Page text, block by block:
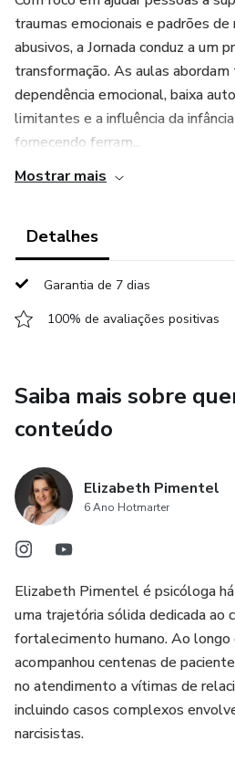
traumas emocionais e padrões
abusivos, a Jornada conduz a um
transformação. As aulas
dependência emocional, baixa
limitantes e a influência da
fornecendo ferram...
Mostrar mais
Detalhes
Garantia de 7 dias
100% de avaliações positivas
Saiba mais sobre
conteúdo
Elizabeth Pimentel
6 Ano Hotmarter
Elizabeth Pimentel é psicóloga
uma trajetória sólida dedicada ao
fortalecimento humano. Ao longo
acompanhou centenas de
no atendimento a vítimas de
incluindo casos complexos
narcisistas.